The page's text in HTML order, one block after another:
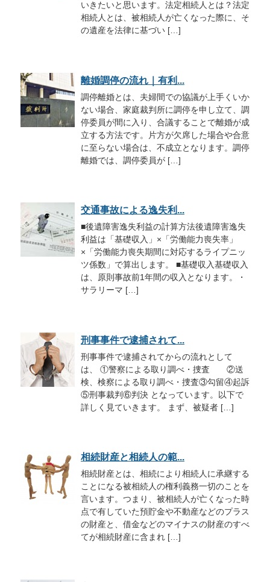
いきたいと思います。法定相続人とは？法定
相続人とは、被相続人が亡くなった際に、そ
の遺産を法律に基づい […]
離婚調停の流れ｜有利...
調停離婚とは、夫婦間での協議が上手くいか
ない場合、家庭裁判所に調停を申し立て、調
停委員が間に入り、合議することで離婚が成
立する方法です。片方が欠席した場合や合意
に至らない場合は、不成立となります。調停
離婚では、調停委員が […]
交通事故による逸失利...
■後遺障害逸失利益の計算方法後遺障害逸失
利益は「基礎収入」×「労働能力喪失率」
×「労働能力喪失期間に対応するライプニッ
ツ係数」で算出します。 ■基礎収入基礎収入
は、原則事故前1年間の収入となります。・
サラリーマ […]
刑事事件で逮捕されて...
刑事事件で逮捕されてからの流れとして
は、 ①警察による取り調べ・捜査 ②送
検、検察による取り調べ・捜査③勾留④起訴
⑤刑事裁判⑥判決 となっています。以下で
詳しく見ていきます。 まず、被疑者 […]
相続財産と相続人の範...
相続財産とは、相続により相続人に承継する
ことになる被相続人の権利義務一切のことを
言います。つまり、被相続人が亡くなった時
点で有していた預貯金や不動産などのプラス
の財産と、借金などのマイナスの財産のすべ
てが相続財産に含まれ […]